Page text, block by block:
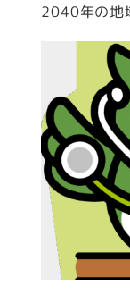
2040年の地